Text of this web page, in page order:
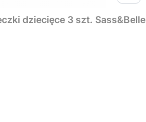
dziecięce 3 szt. Sass&Belle